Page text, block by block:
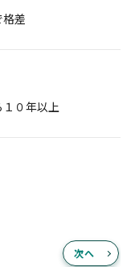
差
０年以上
次へ